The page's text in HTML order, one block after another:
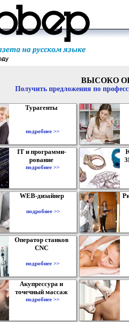
ВЫСОКО
Получить предложения по
Турагенты
подробнее >>
IT и программи-
рование
подробнее >>
WEB-дизайнер
подробнее >>
Оператор станков
CNC
подробнее >>
Акупрессура и
точечный массаж
подробнее >>